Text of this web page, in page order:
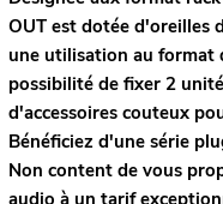
OUT est dotée d'oreilles
une utilisation au format
possibilité de fixer 2
d'accessoires couteux
Bénéficiez d'une série
Non content de vous
audio à un tarif